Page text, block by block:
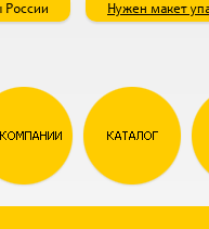
России Нужен макет